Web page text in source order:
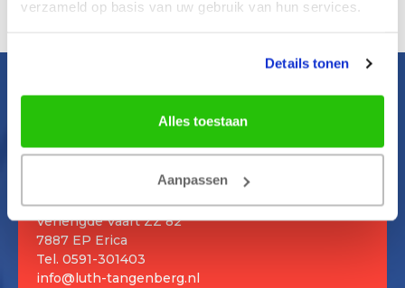
verzameld op basis van uw gebruik van hun services.
Details tonen
Alles toestaan
Aanpassen
Verlengde Vaart ZZ 82
7887 EP Erica
Tel. 0591-301403
info@luth-tangenberg.nl